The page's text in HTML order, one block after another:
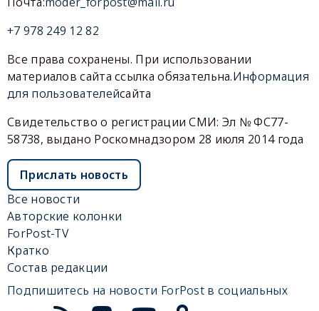
+7 978 249 12 82
Все права сохранены. При использовании
материалов сайта ссылка обязательна.Информация
для пользователейсайта
Свидетельство о регистрации СМИ: Эл № ФС77-
58738, выдано Роскомнадзором 28 июля 2014 года
Прислать новость
Все новости
Авторские колонки
ForPost-TV
Кратко
Состав редакции
Подпишитесь на новости ForPost в социальных